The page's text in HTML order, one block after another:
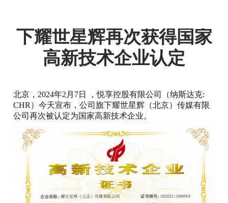
下耀世星辉再次获得国家
高新技术企业认定
北京，2024年2月7日 ，悦享控股有限公司（纳斯达克:
CHR）今天宣布，公司旗下耀世星辉（北京）传媒有限
公司再次被认定为国家高新技术企业。